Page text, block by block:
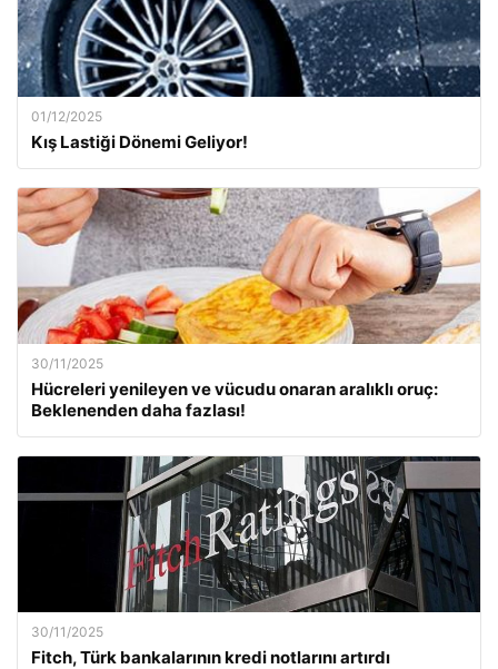
01/12/2025
Kış Lastiği Dönemi Geliyor!
30/11/2025
Hücreleri yenileyen ve vücudu onaran aralıklı oruç:
Beklenenden daha fazlası!
30/11/2025
Fitch, Türk bankalarının kredi notlarını artırdı